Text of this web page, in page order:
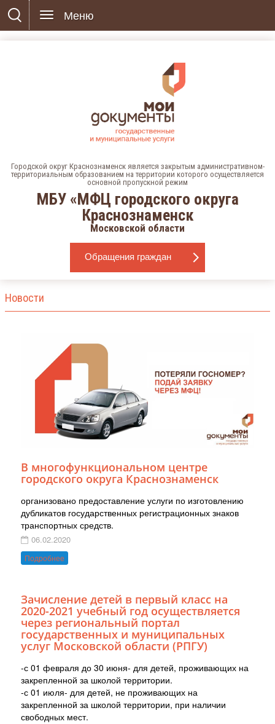
Меню
Городской округ Краснознаменск является закрытым административном-
территориальным образованием на территории которого осуществляется
основной пропускной режим
МБУ «МФЦ городского округа
Краснознаменск
Московской области
Обращения граждан
Новости
В многофункциональном центре
городского округа Краснознаменск
организовано предоставление услуги по изготовлению
дубликатов государственных регистрационных знаков
транспортных средств.
06.02.2020
Подробнее
Зачисление детей в первый класс на
2020-2021 учебный год осуществляется
через региональный портал
государственных и муниципальных
услуг Московской области (РПГУ)
-с 01 февраля до 30 июня- для детей, проживающих на
закрепленной за школой территории.
-с 01 июля- для детей, не проживающих на
закрепленной за школой территории, при наличии
свободных мест.